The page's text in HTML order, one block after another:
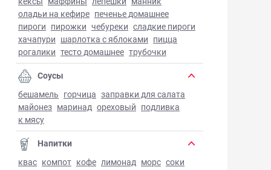
оладьи на кефире печенье домашнее
пироги пирожки чебуреки сладкие пироги
хачапури шарлотка с яблоками пицца
рогалики тесто домашнее трубочки
Соусы
бешамель горчица заправки для салата
майонез маринад ореховый подливка
к мясу
Напитки
квас компот кофе лимонад морс соки